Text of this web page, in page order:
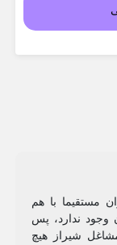
مستقیما با هم
وجود ندارد، پس
شیراز هیچ